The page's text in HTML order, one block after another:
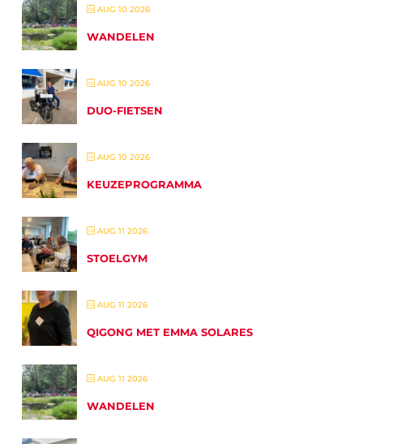
AUG 10 2026
WANDELEN
AUG 10 2026
DUO-FIETSEN
AUG 10 2026
KEUZEPROGRAMMA
AUG 11 2026
STOELGYM
AUG 11 2026
QIGONG MET EMMA SOLARES
AUG 11 2026
WANDELEN